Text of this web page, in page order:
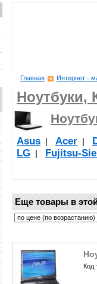
Главная Интернет -
Ноутбуки,
Asus | Acer |
LG | Fujitsu-
Еще товары в
Код